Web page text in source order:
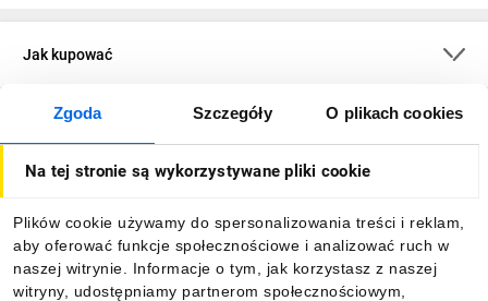
Zgoda Szczegóły O plikach cookies
Na tej stronie są wykorzystywane pliki cookie
Plików cookie używamy do spersonalizowania treści i reklam,
aby oferować funkcje społecznościowe i analizować ruch w
naszej witrynie. Informacje o tym, jak korzystasz z naszej
witryny, udostępniamy partnerom społecznościowym,
Jak kupować
O firmie
Informacje